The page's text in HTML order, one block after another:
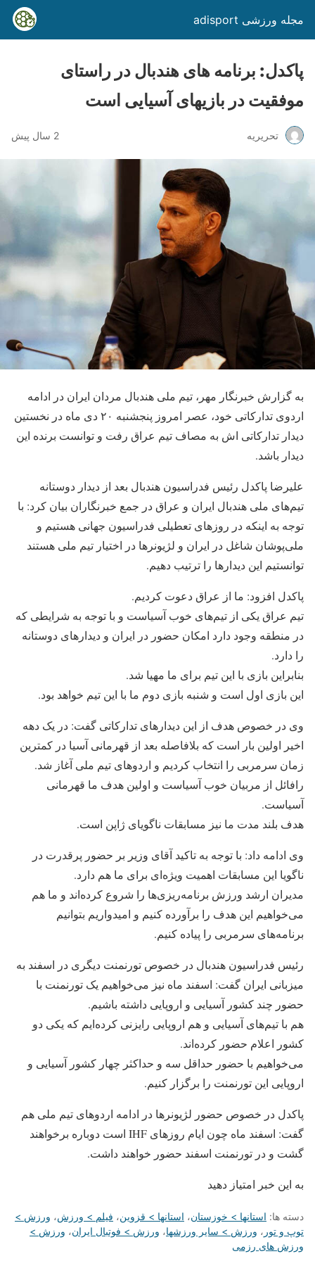
مجله ورزشی adisport
پاکدل: برنامه های هندبال در راستای
موفقیت در بازیهای آسیایی است
تحریریه 2 سال پیش
به گزارش خبرنگار مهر، تیم ملی هندبال مردان ایران در ادامه
اردوی تدارکاتی خود، عصر امروز پنجشنبه ۲۰ دی ماه در نخستین
دیدار تدارکاتی اش به مصاف تیم عراق رفت و توانست برنده این
دیدار باشد.
علیرضا پاکدل رئیس فدراسیون هندبال بعد از دیدار دوستانه
تیم‌های ملی هندبال ایران و عراق در جمع خبرنگاران بیان کرد: با
توجه به اینکه در روزهای تعطیلی فدراسیون جهانی هستیم و
ملی‌پوشان شاغل در ایران و لژیونرها در اختیار تیم ملی هستند
توانستیم این دیدارها را ترتیب دهیم.
پاکدل افزود: ما از عراق دعوت کردیم.
تیم عراق یکی از تیم‌های خوب آسیاست و با توجه به شرایطی که
در منطقه وجود دارد امکان حضور در ایران و دیدارهای دوستانه
را دارد.
بنابراین بازی با این تیم برای ما مهیا شد.
این بازی اول است و شنبه بازی دوم ما با این تیم خواهد بود.
وی در خصوص هدف از این دیدارهای تدارکاتی گفت: در یک دهه
اخیر اولین بار است که بلافاصله بعد از قهرمانی آسیا در کمترین
زمان سرمربی را انتخاب کردیم و اردوهای تیم ملی آغاز شد.
رافائل از مربیان خوب آسیاست و اولین هدف ما قهرمانی
آسیاست.
هدف بلند مدت ما نیز مسابقات ناگویای ژاپن است.
وی ادامه داد: با توجه به تاکید آقای وزیر بر حضور پرقدرت در
ناگویا این مسابقات اهمیت ویژه‌ای برای ما هم دارد.
مدیران ارشد ورزش برنامه‌ریزی‌ها را شروع کرده‌اند و ما هم
می‌خواهیم این هدف را برآورده کنیم و امیدواریم بتوانیم
برنامه‌های سرمربی را پیاده کنیم.
رئیس فدراسیون هندبال در خصوص تورنمنت دیگری در اسفند به
میزبانی ایران گفت: اسفند ماه نیز می‌خواهیم یک تورنمنت با
حضور چند کشور آسیایی و اروپایی داشته باشیم.
هم با تیم‌های آسیایی و هم اروپایی رایزنی کرده‌ایم که یکی دو
کشور اعلام حضور کرده‌اند.
می‌خواهیم با حضور حداقل سه و حداکثر چهار کشور آسیایی و
اروپایی این تورنمنت را برگزار کنیم.
پاکدل در خصوص حضور لژیونرها در ادامه اردوهای تیم ملی هم
گفت: اسفند ماه چون ایام روزهای IHF است دوباره برخواهند
گشت و در تورنمنت اسفند حضور خواهند داشت.
به این خبر امتیاز دهید
دسته ها: استانها > خوزستان، استانها > قزوین، فیلم > ورزش، ورزش >
توپ و تور ، ورزش > سایر ورزشها، ورزش > فوتبال ایران، ورزش >
ورزش های رزمی